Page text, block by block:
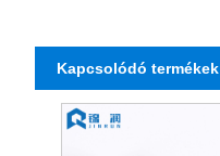
Kapcsolódó termékek